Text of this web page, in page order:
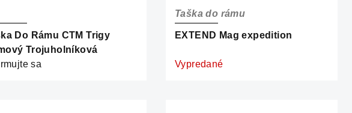
Do Rámu CTM Trigy
Trojuholníková
sa
EXTEND Mag expedition
Taška do rámu
Vypredané